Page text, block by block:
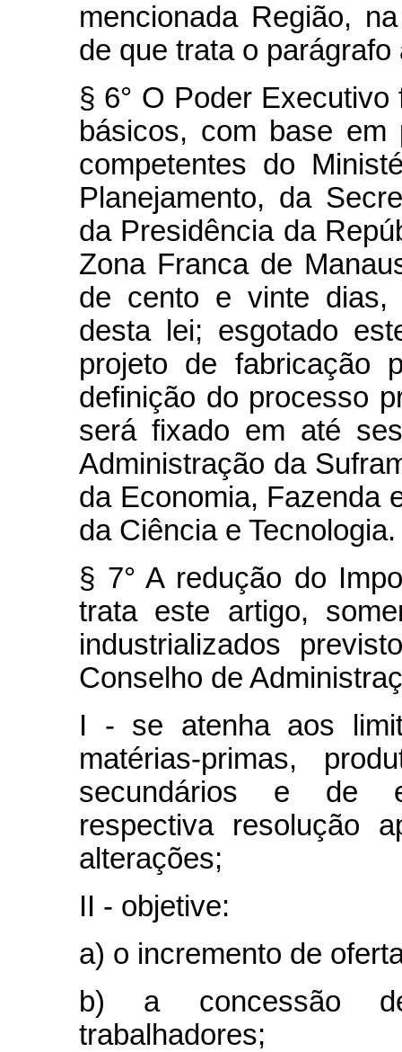
mencionada Região,
de que trata o parágrafo
§ 6° O Poder
básicos, com base em
competentes do
Planejamento, da
da Presidência da
Zona Franca de
de cento e vinte dias,
desta lei; esgotado
projeto de fabricação
definição do processo
será fixado em até
Administração da
da Economia, Fazenda
da Ciência e Tecnologia.
§ 7° A redução do
trata este artigo,
industrializados
Conselho de
I - se atenha aos
matérias-primas,
secundários e de
respectiva resolução
alterações;
II - objetive:
a) o incremento de
b) a concessão
trabalhadores;